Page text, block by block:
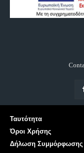
Ταυτότητα
Όροι Χρήσης
Δήλωση Συμμόρφωσης